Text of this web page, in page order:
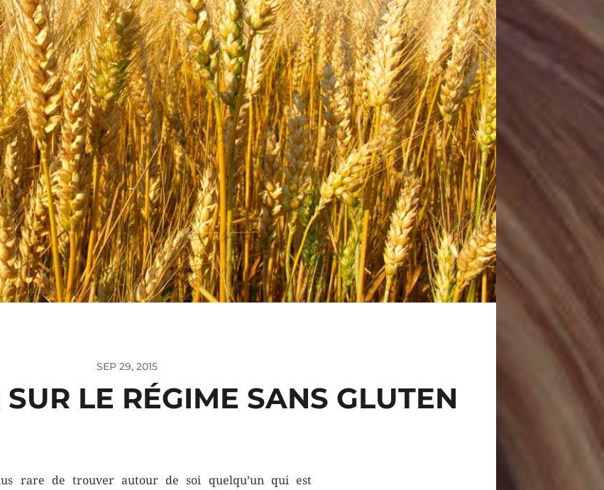
SEP 29, 2015
LE RÉGIME SANS GLUTEN
rare de trouver autour de soi quelqu’un qui est